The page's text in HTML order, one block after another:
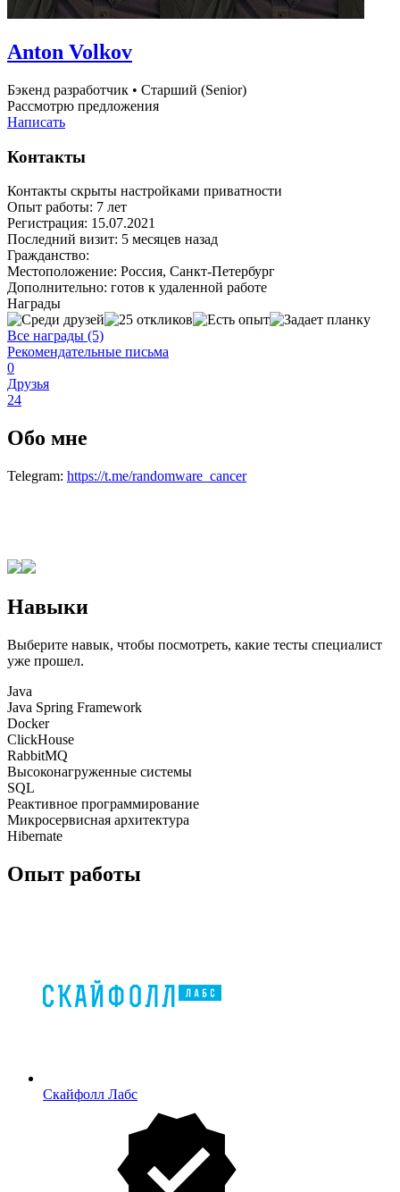
Anton Volkov
Бэкенд разработчик • Старший (Senior)
Рассмотрю предложения
Написать
Контакты
Контакты скрыты настройками приватности
Опыт работы: 7 лет
Регистрация: 15.07.2021
Последний визит: 5 месяцев назад
Гражданство:
Местоположение: Россия, Санкт-Петербург
Дополнительно: готов к удаленной работе
Награды
Все награды (5)
Рекомендательные письма
0
Друзья
24
Обо мне
Telegram: https://t.me/randomware_cancer
Навыки
Выберите навык, чтобы посмотреть, какие тесты специалист
уже прошел.
Java
Java Spring Framework
Docker
ClickHouse
RabbitMQ
Высоконагруженные системы
SQL
Реактивное программирование
Микросервисная архитектура
Hibernate
Опыт работы
Скайфолл Лабс